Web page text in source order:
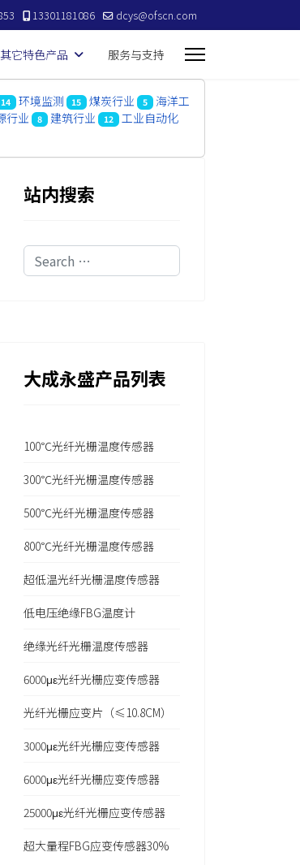
13301181086 dcys@ofscn.com
其它特色产品 服务与支持
14 环境监测 15 煤炭行业 5
海洋工
行业 8 建筑行业 12 工业自动化
站内搜索
Search
大成永盛产品列表
100℃光纤光栅温度传感器
300℃光纤光栅温度传感器
500℃光纤光栅温度传感器
800℃光纤光栅温度传感器
超低温光纤光栅温度传感器
低电压绝缘FBG温度计
绝缘光纤光栅温度传感器
6000με光纤光栅应变传感器
光纤光栅应变片（≤10.8CM）
3000με光纤光栅应变传感器
6000με光纤光栅应变传感器
25000με光纤光栅应变传感器
超大量程FBG应变传感器30%